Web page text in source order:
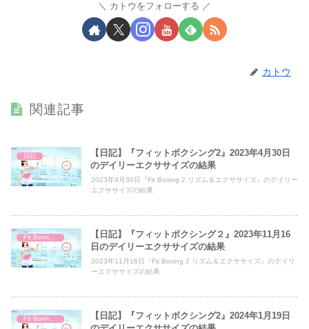
カトウをフォローする
カトウ
関連記事
日記
【日記】『フィットボクシング2』2023年4月30日
のデイリーエクササイズの結果
2023年4月30日『Fit Boxing 2 リズム＆エクササイズ』のデイリー
エクササイズの結果
【日記】『フィットボクシング２』2023年11月16
日のデイリーエクササイズの結果
2023年11月16日『Fit Boxing 2 リズム＆エクササイズ』のデイリ
ーエクササイズの結果
【日記】『フィットボクシング2』2024年1月19日